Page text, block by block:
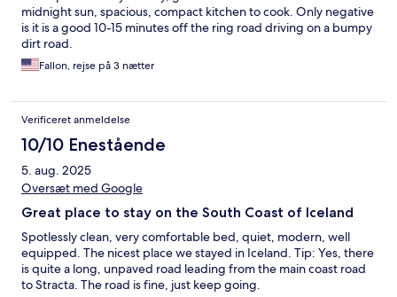
midnight sun, spacious, compact kitchen to cook. Only negative
is it is a good 10-15 minutes off the ring road driving on a bumpy
dirt road.
Fallon, rejse på 3 nætter
Verificeret anmeldelse
10/10 Enestående
5. aug. 2025
Oversæt med Google
Great place to stay on the South Coast of Iceland
Spotlessly clean, very comfortable bed, quiet, modern, well
equipped. The nicest place we stayed in Iceland. Tip: Yes, there
is quite a long, unpaved road leading from the main coast road
to Stracta. The road is fine, just keep going.